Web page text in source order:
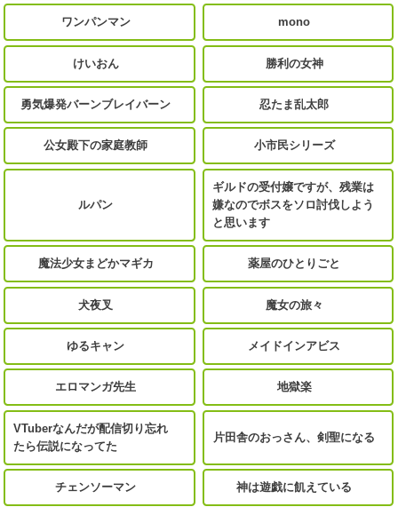
ワンパンマン mono
けいおん 勝利の女神
勇気爆発バーンブレイバーン 忍たま乱太郎
公女殿下の家庭教師 小市民シリーズ
ルパン
ギルドの受付嬢ですが、残業は
嫌なのでボスをソロ討伐しよう
と思います
魔法少女まどかマギカ 薬屋のひとりごと
犬夜叉 魔女の旅々
ゆるキャン メイドインアビス
エロマンガ先生 地獄楽
VTuberなんだが配信切り忘れ
たら伝説になってた
片田舎のおっさん、剣聖になる
チェンソーマン 神は遊戯に飢えている